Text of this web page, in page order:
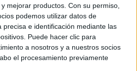
mejorar productos. Con su permiso,
podemos utilizar datos de
precisa e identificación mediante las
Puede hacer clic para
a nosotros y a nuestros socios
el procesamiento previamente